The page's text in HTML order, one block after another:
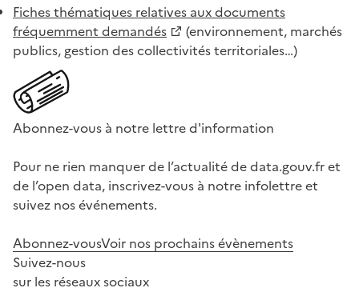
Fiches thématiques relatives aux documents
fréquemment demandés
(environnement, marchés
publics, gestion des collectivités territoriales…)
Abonnez-vous à notre lettre d'information
Pour ne rien manquer de l’actualité de data.gouv.fr et
de l’open data, inscrivez-vous à notre infolettre et
suivez nos événements.
Abonnez-vousVoir nos prochains évènements
Suivez-nous
sur les réseaux sociaux